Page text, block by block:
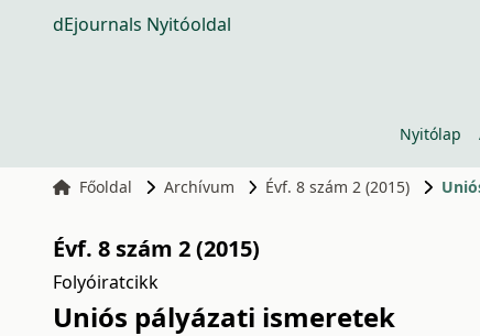
dEjournals Nyitóoldal
Nyitólap
Főoldal Archívum Évf. 8 szám 2 (2015)
Évf. 8 szám 2 (2015)
Folyóiratcikk
Uniós pályázati ismeretek